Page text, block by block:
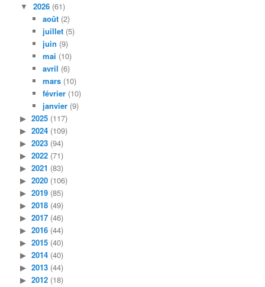
2026 (61)
août(2)
juillet(5)
juin (9)
mai (10)
avril (6)
mars(10)
février(10)
janvier(9)
2025 (117)
2024 (109)
2023 (94)
2022 (71)
2021 (83)
2020 (106)
2019 (85)
2018 (49)
2017 (46)
2016 (44)
2015 (40)
2014 (40)
2013 (44)
2012 (18)